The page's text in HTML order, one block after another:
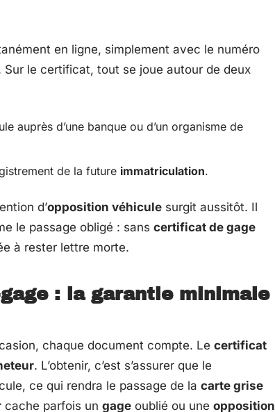
en ligne, simplement avec le numéro
Sur le certificat, tout se joue autour de deux
auprès d’une banque ou d’un organisme de
de la future immatriculation.
d’opposition véhicule surgit aussitôt. Il
le passage obligé : sans certificat de gage
à rester lettre morte.
: la garantie minimale
chaque document compte. Le certificat
. L’obtenir, c’est s’assurer que le
ce qui rendra le passage de la carte grise
cache parfois un gage oublié ou une opposition